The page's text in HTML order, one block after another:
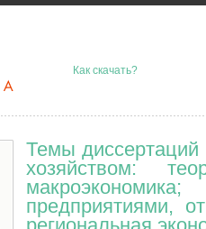
Как скачать?
Темы диссертаций
хозяйством:
предприятиями,